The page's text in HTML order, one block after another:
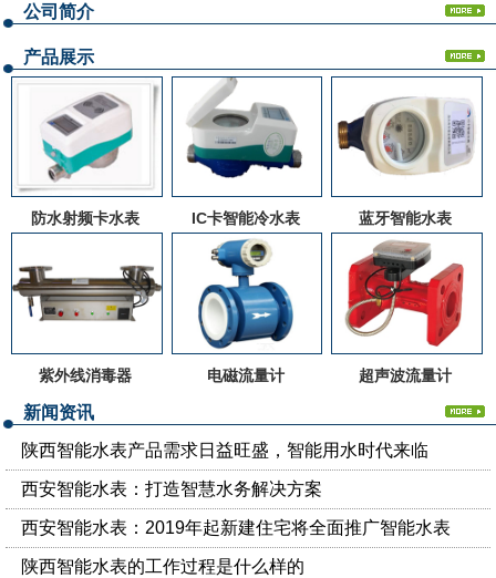
公司简介
产品展示
防水射频卡水表 IC卡智能冷水表 蓝牙智能水表
紫外线消毒器 电磁流量计 超声波流量计
新闻资讯
陕西智能水表产品需求日益旺盛，智能用水时代来临
西安智能水表：打造智慧水务解决方案
西安智能水表：2019年起新建住宅将全面推广智能水表
陕西智能水表的工作过程是什么样的